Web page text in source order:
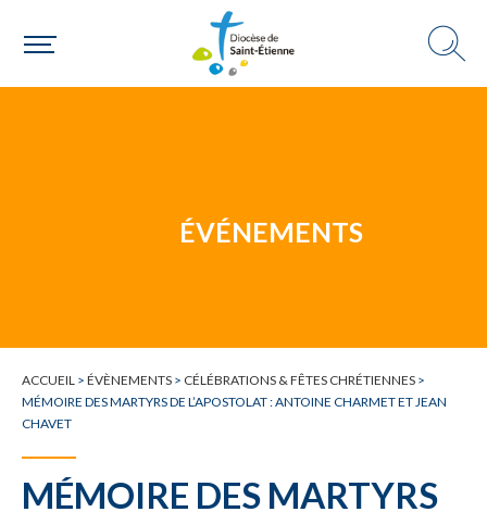
Choisir ma paroisse par commune
ÉVÉNEMENTS
ACCUEIL > ÉVÈNEMENTS > CÉLÉBRATIONS & FÊTES CHRÉTIENNES >
MÉMOIRE DES MARTYRS DE L’APOSTOLAT : ANTOINE CHARMET ET JEAN
CHAVET
MÉMOIRE DES MARTYRS